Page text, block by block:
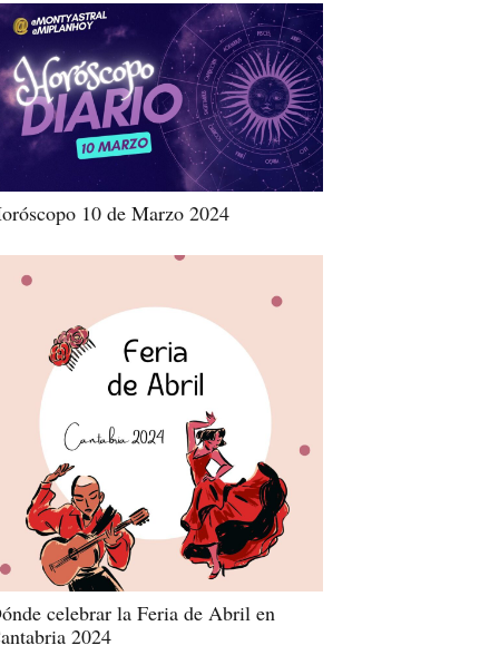
10 de Marzo 2024
celebrar la Feria de Abril en
2024